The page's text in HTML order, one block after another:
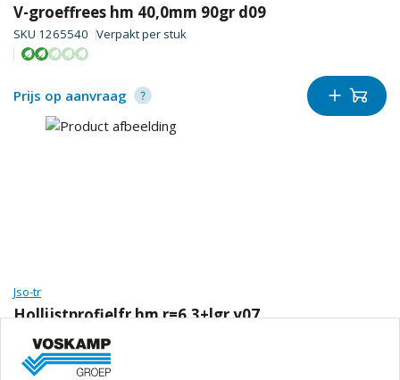
V-groeffrees hm 40,0mm 90gr d09
SKU 1265540 Verpakt per stuk
Prijs op aanvraag
Jso-tr
Hollijstprofielfr hm r=6,3+lgr y07
SKU1265615 Verpakt per